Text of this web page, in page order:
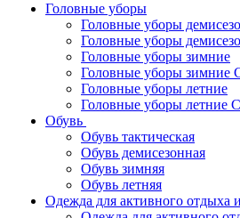
Головные уборы
Головные уборы
Головные уборы
Головные уборы зимние
Головные уборы зимние
Головные уборы летние
Головные уборы летние
Обувь
Обувь тактическая
Обувь демисезонная
Обувь зимняя
Обувь летняя
Одежда для активного отдыха